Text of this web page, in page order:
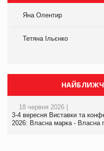
Яна Олентир
Тетяна Ільєнко
18 червня 2026 |
3-4 вересня Виставки та
2026: Власна марка - Власна